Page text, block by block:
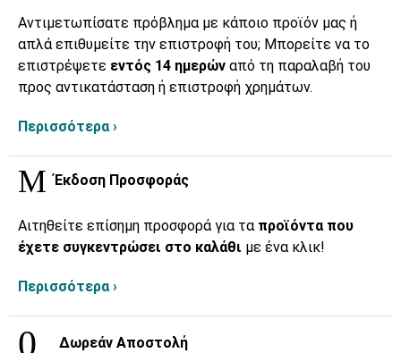
Αντιμετωπίσατε πρόβλημα με κάποιο προϊόν μας ή
απλά επιθυμείτε την επιστροφή του; Μπορείτε να το
επιστρέψετε εντός 14 ημερών από τη παραλαβή του
προς αντικατάσταση ή επιστροφή χρημάτων.
Περισσότερα ›
Έκδοση Προσφοράς
Αιτηθείτε επίσημη προσφορά για τα προϊόντα που
έχετε συγκεντρώσει στο καλάθι με ένα κλικ!
Περισσότερα ›
Δωρεάν Αποστολή